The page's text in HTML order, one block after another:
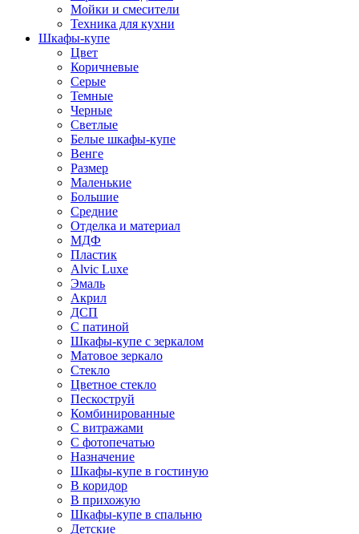
Мойки и смесители
Техника для кухни
Шкафы-купе
Цвет
Коричневые
Серые
Темные
Черные
Светлые
Белые шкафы-купе
Венге
Размер
Маленькие
Большие
Средние
Отделка и материал
МДФ
Пластик
Alvic Luxe
Эмаль
Акрил
ДСП
С патиной
Шкафы-купе с зеркалом
Матовое зеркало
Стекло
Цветное стекло
Пескоструй
Комбинированные
С витражами
С фотопечатью
Назначение
Шкафы-купе в гостиную
В коридор
В прихожую
Шкафы-купе в спальню
Детские